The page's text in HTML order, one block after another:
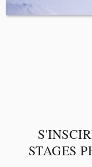
STAGES